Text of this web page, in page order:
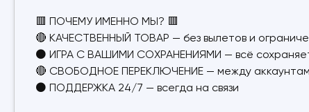
🟥 ПОЧЕМУ ИМЕННО МЫ? 🟥
🔴 КАЧЕСТВЕННЫЙ ТОВАР — без вылетов и
⚫ ИГРА С ВАШИМИ СОХРАНЕНИЯМИ — всё
🔴 СВОБОДНОЕ ПЕРЕКЛЮЧЕНИЕ — между
⚫ ПОДДЕРЖКА 24/7 — всегда на связи